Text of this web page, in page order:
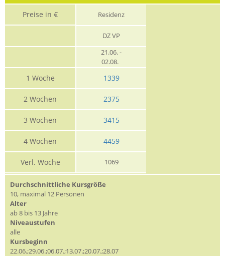
Preise in € Residenz
DZ VP
21.06. -
02.08.
1 Woche 1339
2 Wochen 2375
3 Wochen 3415
4 Wochen 4459
Verl. Woche 1069
Durchschnittliche Kursgröße
10, maximal 12 Personen
Alter
ab 8 bis 13 Jahre
Niveaustufen
alle
Kursbeginn
22.06.;29.06.;06.07.;13.07.;20.07.;28.07